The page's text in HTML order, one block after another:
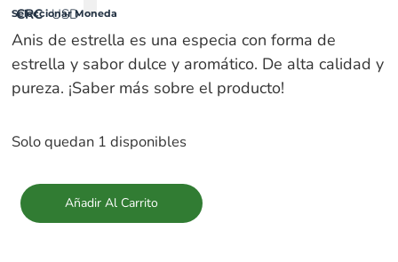
CRC USD
Seleccionar Moneda
Anis de estrella es una especia con forma de
estrella y sabor dulce y aromático. De alta calidad y
pureza. ¡Saber más sobre el producto!
Solo quedan 1 disponibles
Añadir Al Carrito